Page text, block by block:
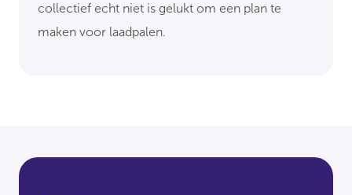
collectief echt niet is gelukt om een plan te
maken voor laadpalen.